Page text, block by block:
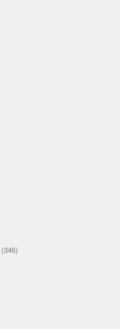
(346)